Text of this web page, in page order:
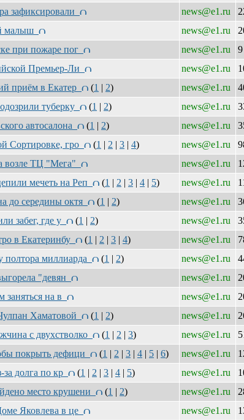
зафиксировали
news@e1.ru
малыш
news@e1.ru
при пожаре пог
news@e1.ru 9
Премьер-Ли
news@e1.ru
приём в Екатер
(1 | 2) news@e1.ru
туберку
(1 | 2) news@e1.ru
автосалона
(1 | 2) news@e1.ru
Сортировке, гро
(1 | 2 | 3 | 4) news@e1.ru
возле ТЦ "Мега"
news@e1.ru
мечеть на Реп
(1 | 2 | 3 | 4 | 5) news@e1.ru
до середины октя
(1 | 2) news@e1.ru
забег, где у
(1 | 2) news@e1.ru
в Екатеринбу
(1 | 2 | 3 | 4) news@e1.ru
полтора миллиарда
(1 | 2) news@e1.ru
"девян
news@e1.ru
на в
news@e1.ru
Хаматовой
(1 | 2) news@e1.ru
с двухстволко
(1 | 2 | 3) news@e1.ru
покрыть дефици
(1 | 2 | 3 | 4 | 5 | 6) news@e1.ru
долга по кр
(1 | 2 | 3 | 4 | 5) news@e1.ru
место крушени
(1 | 2) news@e1.ru
Яковлева в це
news@e1.ru